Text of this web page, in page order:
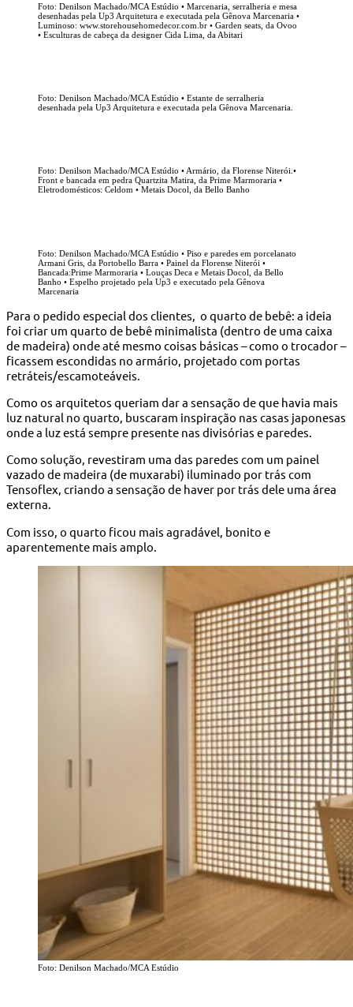
Foto: Denilson Machado/MCA Estúdio • Marcenaria, serralheria e mesa
desenhadas pela Up3 Arquitetura e executada pela Gênova Marcenaria •
Luminoso: www.storehousehomedecor.com.br • Garden seats, da Ovoo
• Esculturas de cabeça da designer Cida Lima, da Abitari
Foto: Denilson Machado/MCA Estúdio • Estante de serralheria
desenhada pela Up3 Arquitetura e executada pela Gênova Marcenaria.
Foto: Denilson Machado/MCA Estúdio • Armário, da Florense Niterói.•
Front e bancada em pedra Quartzita Matira, da Prime Marmoraria •
Eletrodomésticos: Celdom • Metais Docol, da Bello Banho
Foto: Denilson Machado/MCA Estúdio • Piso e paredes em porcelanato
Armani Gris, da Portobello Barra • Painel da Florense Niterói •
Bancada:Prime Marmoraria • Louças Deca e Metais Docol, da Bello
Banho • Espelho projetado pela Up3 e executado pela Gênova
Marcenaria
Para o pedido especial dos clientes, o quarto de bebê: a ideia
foi criar um quarto de bebê minimalista (dentro de uma caixa
de madeira) onde até mesmo coisas básicas – como o trocador –
ficassem escondidas no armário, projetado com portas
retráteis/escamoteáveis.
Como os arquitetos queriam dar a sensação de que havia mais
luz natural no quarto, buscaram inspiração nas casas japonesas
onde a luz está sempre presente nas divisórias e paredes.
Como solução, revestiram uma das paredes com um painel
vazado de madeira (de muxarabi) iluminado por trás com
Tensoflex, criando a sensação de haver por trás dele uma área
externa.
Com isso, o quarto ficou mais agradável, bonito e
aparentemente mais amplo.
Foto: Denilson Machado/MCA Estúdio